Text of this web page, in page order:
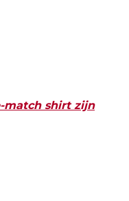
match shirt zijn